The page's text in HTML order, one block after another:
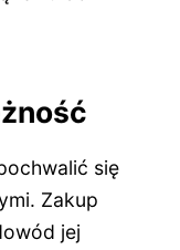
się
Zakup
jej